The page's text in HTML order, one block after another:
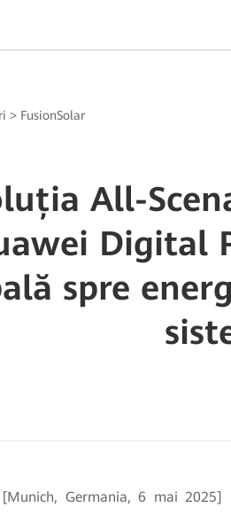
> FusionSolar
All-
Digital
spre
[Munich, Germania, 6 mai